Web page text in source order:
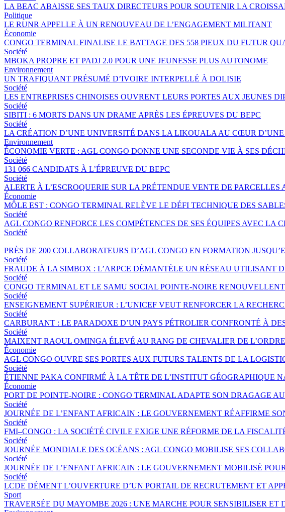
LA BEAC ABAISSE SES TAUX DIRECTEURS POUR SOUTENIR LA
Politique
LE RUNR APPELLE À UN RENOUVEAU DE L’ENGAGEMENT MILITANT
Économie
CONGO TERMINAL FINALISE LE BATTAGE DES 558 PIEUX DU FUTUR
Société
MBOKA PROPRE ET PADJ 2.0 POUR UNE JEUNESSE PLUS AUTONOME
Environnement
UN TRAFIQUANT PRÉSUMÉ D’IVOIRE INTERPELLÉ À DOLISIE
Société
LES ENTREPRISES CHINOISES OUVRENT LEURS PORTES AUX JEUNES
Société
SIBITI : 6 MORTS DANS UN DRAME APRÈS LES ÉPREUVES DU BEPC
Société
LA CRÉATION D’UNE UNIVERSITÉ DANS LA LIKOUALA AU CŒUR
Environnement
ÉCONOMIE VERTE : AGL CONGO DONNE UNE SECONDE VIE À SES
Société
131 066 CANDIDATS À L’ÉPREUVE DU BEPC
Société
ALERTE À L’ESCROQUERIE SUR LA PRÉTENDUE VENTE DE PARCELLES
Économie
MÔLE EST : CONGO TERMINAL RELÈVE LE DÉFI TECHNIQUE DES
Société
AGL CONGO RENFORCE LES COMPÉTENCES DE SES ÉQUIPES AVEC LA
Société
PRÈS DE 200 COLLABORATEURS D’AGL CONGO EN FORMATION
Société
FRAUDE À LA SIMBOX : L’ARPCE DÉMANTÈLE UN RÉSEAU UTILISANT
Société
CONGO TERMINAL ET LE SAMU SOCIAL POINTE-NOIRE
Société
ENSEIGNEMENT SUPÉRIEUR : L’UNICEF VEUT RENFORCER LA
Société
CARBURANT : LE PARADOXE D’UN PAYS PÉTROLIER CONFRONTÉ À
Société
MAIXENT RAOUL OMINGA ÉLEVÉ AU RANG DE CHEVALIER DE
Économie
AGL CONGO OUVRE SES PORTES AUX FUTURS TALENTS DE LA
Société
ÉTIENNE PAKA CONFIRMÉ À LA TÊTE DE L’INSTITUT GÉOGRAPHIQUE
Économie
PORT DE POINTE-NOIRE : CONGO TERMINAL ADAPTE SON DRAGAGE
Société
JOURNÉE DE L’ENFANT AFRICAIN : LE GOUVERNEMENT RÉAFFIRME
Société
FMI–CONGO : LA SOCIÉTÉ CIVILE EXIGE UNE RÉFORME DE LA
Société
JOURNÉE MONDIALE DES OCÉANS : AGL CONGO MOBILISE SES
Société
JOURNÉE DE L’ENFANT AFRICAIN : LE GOUVERNEMENT MOBILISÉ
Société
LCDE DÉMENT L’OUVERTURE D’UN PORTAIL DE RECRUTEMENT ET
Sport
TRAVERSÉE DU MAYOMBE 2026 : UNE MARCHE POUR SENSIBILISER ET